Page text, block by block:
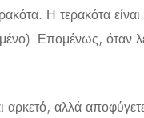
Η τερακότα
Επομένως, όταν
αλλά